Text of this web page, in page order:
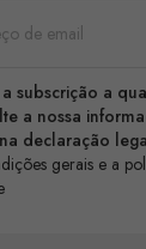
subscrição a
a nossa
na declaração
gerais e a